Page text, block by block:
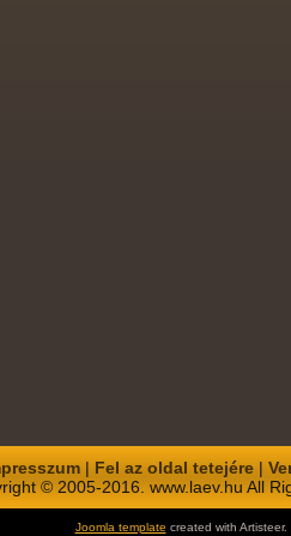
| Fel az oldal tetejére |
© 2005-2016. www.laev.hu All
Joomla template created with Artisteer.